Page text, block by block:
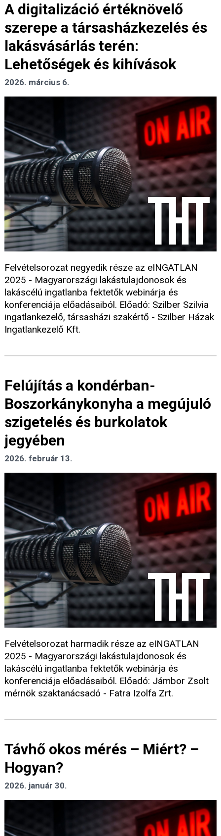
A digitalizáció értéknövelő
szerepe a társasházkezelés és
lakásvásárlás terén:
Lehetőségek és kihívások
2026. március 6.
Felvételsorozat negyedik része az eINGATLAN
2025 - Magyarországi lakástulajdonosok és
lakáscélú ingatlanba fektetők webinárja és
konferenciája előadásaiból. Előadó: Szilber Szilvia
ingatlankezelő, társasházi szakértő - Szilber Házak
Ingatlankezelő Kft.
Felújítás a kondérban-
Boszorkánykonyha a megújuló
szigetelés és burkolatok
jegyében
2026. február 13.
Felvételsorozat harmadik része az eINGATLAN
2025 - Magyarországi lakástulajdonosok és
lakáscélú ingatlanba fektetők webinárja és
konferenciája előadásaiból. Előadó: Jámbor Zsolt
mérnök szaktanácsadó - Fatra Izolfa Zrt.
Távhő okos mérés – Miért? –
Hogyan?
2026. január 30.